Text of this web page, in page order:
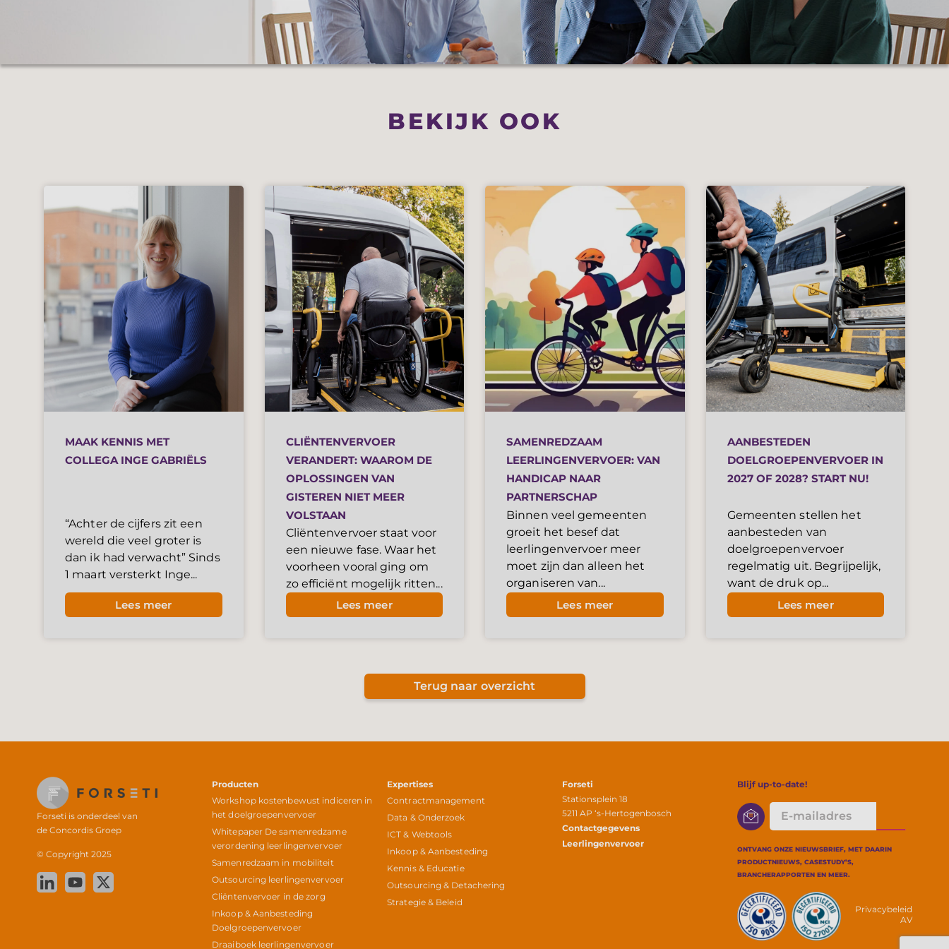
BEKIJK OOK
MAAK KENNIS MET
COLLEGA INGE GABRIËLS
“Achter de cijfers zit een
wereld die veel groter is
dan ik had verwacht” Sinds
1 maart versterkt Inge...
Lees meer
CLIËNTENVERVOER
VERANDERT: WAAROM DE
OPLOSSINGEN VAN
GISTEREN NIET MEER
VOLSTAAN
Cliëntenvervoer staat voor
een nieuwe fase. Waar het
voorheen vooral ging om
zo efficiënt mogelijk ritten...
Lees meer
SAMENREDZAAM
LEERLINGENVERVOER: VAN
HANDICAP NAAR
PARTNERSCHAP
Binnen veel gemeenten
groeit het besef dat
leerlingenvervoer meer
moet zijn dan alleen het
organiseren van...
Lees meer
AANBESTEDEN
DOELGROEPENVERVOER IN
2027 OF 2028? START NU!
Gemeenten stellen het
aanbesteden van
doelgroepenvervoer
regelmatig uit. Begrijpelijk,
want de druk op...
Lees meer
Terug naar overzicht
Forseti is onderdeel van
de Concordis Groep
© Copyright 2025
Producten
Workshop kostenbewust indiceren in
het doelgroepenvervoer
Whitepaper De samenredzame
verordening leerlingenvervoer
Samenredzaam in mobiliteit
Outsourcing leerlingenvervoer
Cliëntenvervoer in de zorg
Inkoop & Aanbesteding
Doelgroepenvervoer
Draaiboek leerlingenvervoer
Expertises
Contractmanagement
Data & Onderzoek
ICT & Webtools
Inkoop & Aanbesteding
Kennis & Educatie
Outsourcing & Detachering
Strategie & Beleid
Forseti
Stationsplein 18
5211 AP ‘s-Hertogenbosch
Contactgegevens
Leerlingenvervoer
Blijf up-to-date!
mailadres
ONTVANG ONZE NIEUWSBRIEF, MET DAARIN
PRODUCTNIEUWS, CASESTUDY’S,
BRANCHERAPPORTEN EN MEER.
Privacybeleid
AV